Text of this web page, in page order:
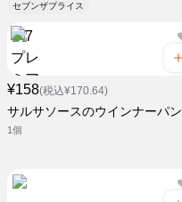
セブンザプライス
¥158(税込¥170.64)
サルサソースのウインナーパン
1個